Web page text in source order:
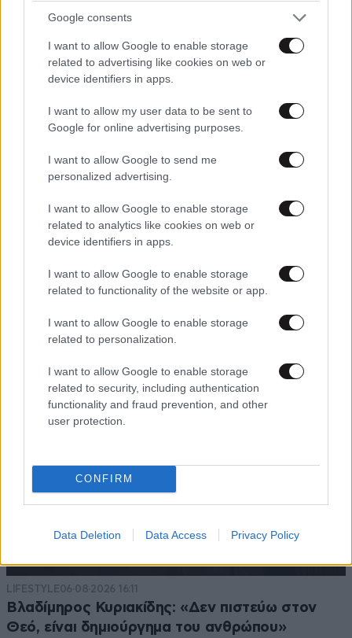
Google consents
I want to allow Google to enable storage
related to advertising like cookies on web or
device identifiers in apps.
I want to allow my user data to be sent to
Google for online advertising purposes.
I want to allow Google to send me
personalized advertising.
I want to allow Google to enable storage
related to analytics like cookies on web or
device identifiers in apps.
I want to allow Google to enable storage
related to functionality of the website or app.
I want to allow Google to enable storage
related to personalization.
I want to allow Google to enable storage
related to security, including authentication
functionality and fraud prevention, and other
user protection.
CONFIRM
Data Deletion Data Access Privacy Policy
ΕΛΛΑΔΑ06·08·2026 21:47
– Τι λένε μάρτυρες για τη 42χρονη Ολλανδή
που πνίγηκε προσπαθώντας να σώσει τη φίλη
LIFESTYLE06·08·2026 16:11
Βλαδίμηρος Κυριακίδης: «Δεν πιστεύω στον
Θεό, είναι δημιούργημα του ανθρώπου»